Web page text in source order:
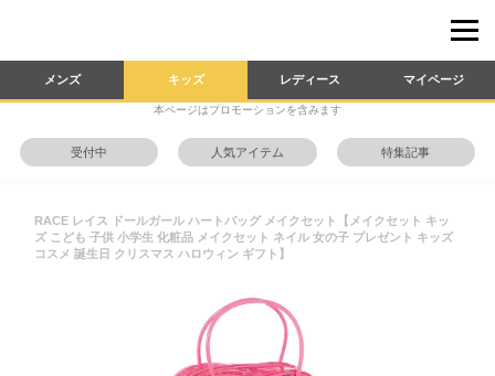
メンズ キッズ レディース マイページ
本ページはプロモーションを含みます
受付中 人気アイテム 特集記事
RACE レイス ドールガール ハートバッグ メイクセット【メイクセット キッ
ズ こども 子供 小学生 化粧品 メイクセット ネイル 女の子 プレゼント キッズ
コスメ 誕生日 クリスマス ハロウィン ギフト】